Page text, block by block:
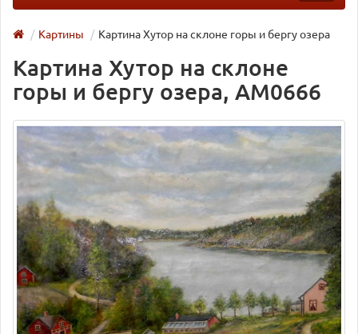
Картины Картина Хутор на склоне горы и бергу озера
Картина Хутор на склоне
горы и бергу озера, AM0666